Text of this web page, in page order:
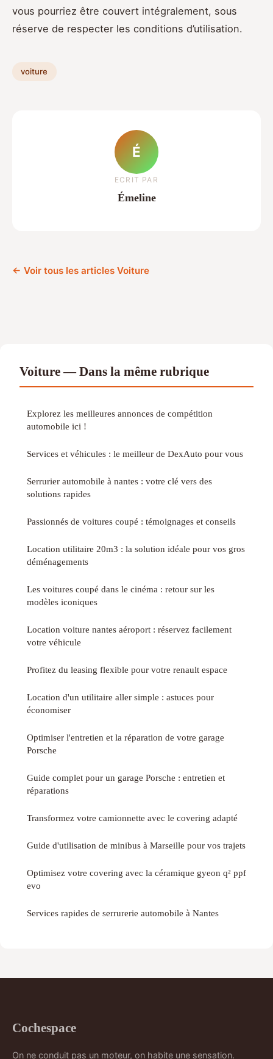
vous pourriez être couvert intégralement, sous
réserve de respecter les conditions d’utilisation.
voiture
É
ECRIT PAR
Émeline
← Voir tous les articles Voiture
Voiture — Dans la même rubrique
Explorez les meilleures annonces de compétition
automobile ici !
Services et véhicules : le meilleur de DexAuto pour vous
Serrurier automobile à nantes : votre clé vers des
solutions rapides
Passionnés de voitures coupé : témoignages et conseils
Location utilitaire 20m3 : la solution idéale pour vos gros
déménagements
Les voitures coupé dans le cinéma : retour sur les
modèles iconiques
Location voiture nantes aéroport : réservez facilement
votre véhicule
Profitez du leasing flexible pour votre renault espace
Location d'un utilitaire aller simple : astuces pour
économiser
Optimiser l'entretien et la réparation de votre garage
Porsche
Guide complet pour un garage Porsche : entretien et
réparations
Transformez votre camionnette avec le covering adapté
Guide d'utilisation de minibus à Marseille pour vos trajets
Optimisez votre covering avec la céramique gyeon q² ppf
evo
Services rapides de serrurerie automobile à Nantes
Cochespace
On ne conduit pas un moteur, on habite une sensation.